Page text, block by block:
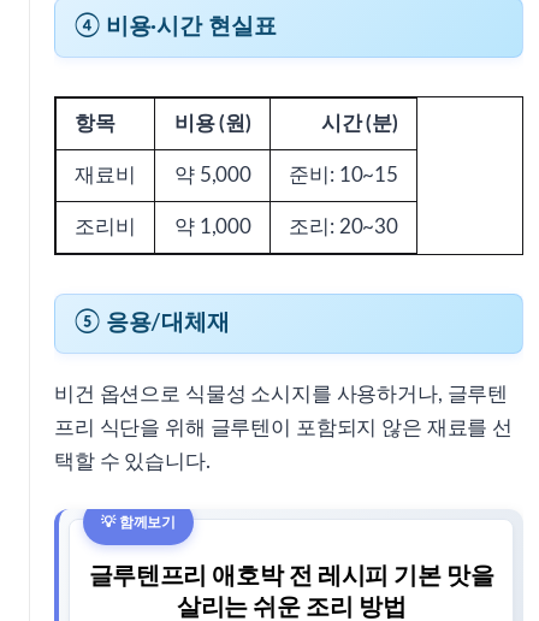
④ 비용·시간 현실표
항목 비용 (원) 시간 (분)
재료비 약 5,000 준비: 10~15
조리비 약 1,000 조리: 20~30
⑤ 응용/대체재
비건 옵션으로 식물성 소시지를 사용하거나, 글루텐
프리 식단을 위해 글루텐이 포함되지 않은 재료를 선
택할 수 있습니다.
글루텐프리 애호박 전 레시피 기본 맛을
살리는 쉬운 조리 방법